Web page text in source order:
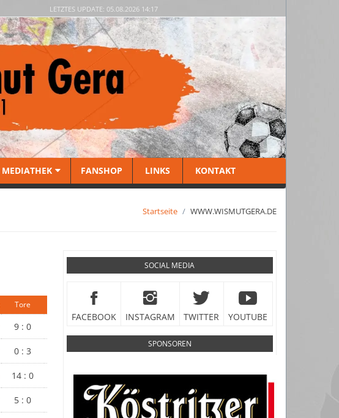
LETZTES UPDATE: 05.08.2026 14:17
MEDIATHEK FANSHOP LINKS KONTAKT
Startseite WWW.WISMUTGERA.DE
Tore
9 : 0
0 : 3
14 : 0
5 : 0
SOCIAL MEDIA
FACEBOOK INSTAGRAM TWITTER YOUTUBE
SPONSOREN